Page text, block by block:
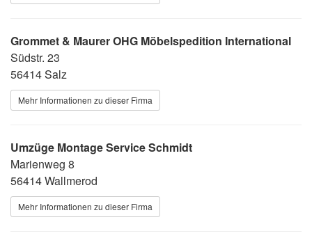
Grommet & Maurer OHG Möbelspedition International
Südstr. 23
56414 Salz
Mehr Informationen zu dieser Firma
Umzüge Montage Service Schmidt
Marienweg 8
56414 Wallmerod
Mehr Informationen zu dieser Firma